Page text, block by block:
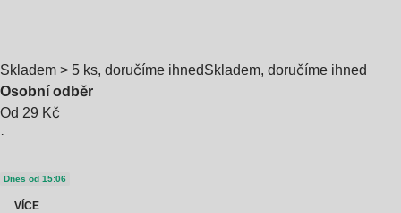
Skladem > 5 ks, doručíme ihnedSkladem, doručíme ihned
Osobní odběr
Od 29 Kč
·
Dnes od 15:06
VÍCE